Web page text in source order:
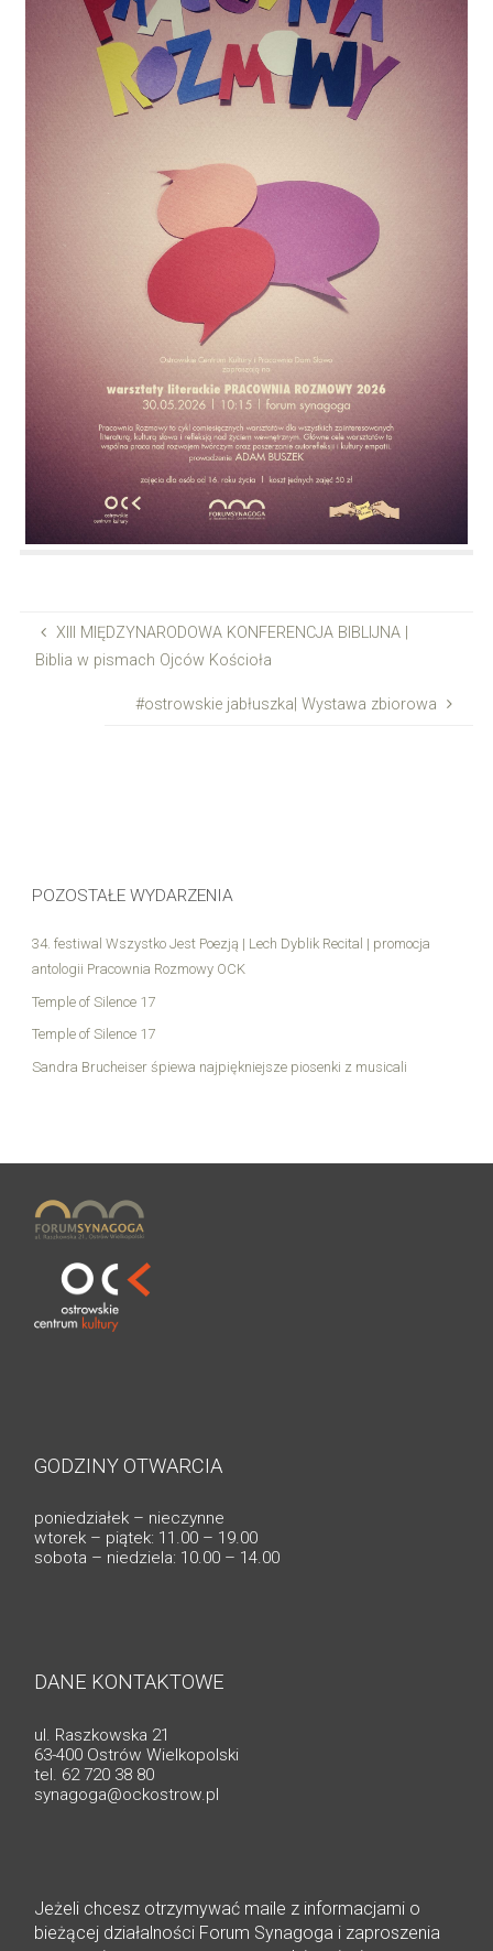
XIII MIĘDZYNARODOWA KONFERENCJA BIBLIJNA |
Biblia w pismach Ojców Kościoła
#ostrowskie jabłuszka| Wystawa zbiorowa
POZOSTAŁE WYDARZENIA
34. festiwal Wszystko Jest Poezją | Lech Dyblik Recital | promocja
antologii Pracownia Rozmowy OCK
Temple of Silence 17
Temple of Silence 17
Sandra Brucheiser śpiewa najpiękniejsze piosenki z musicali
GODZINY OTWARCIA
poniedziałek – nieczynne
wtorek – piątek: 11.00 – 19.00
sobota – niedziela: 10.00 – 14.00
DANE KONTAKTOWE
ul. Raszkowska 21
63-400 Ostrów Wielkopolski
tel. 62 720 38 80
synagoga@ockostrow.pl
Jeżeli chcesz otrzymywać maile z informacjami o
bieżącej działalności Forum Synagoga i zaproszenia